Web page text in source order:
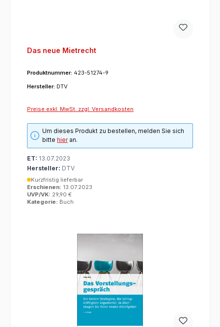
Das neue Mietrecht
Produktnummer: 423-51274-9
Hersteller: DTV
Preise exkl. MwSt. zzgl. Versandkosten
Um dieses Produkt zu bestellen, melden Sie sich
bittehieran.
ET: 13.07.2023
Hersteller: DTV
Kurzfristig lieferbar
Erschienen: 13.07.2023
UVP/VK: 29,90 €
Kategorie: Buch